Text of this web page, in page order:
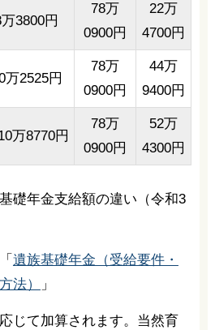
3800円
78万
0900円
22万
4700円
万2525円
78万
0900円
44万
9400円
万8770円
78万
0900円
52万
4300円
礎年金支給額の違い（令和3
遺族基礎年金（受給要件・
法）
」
じて加算されます。当然育